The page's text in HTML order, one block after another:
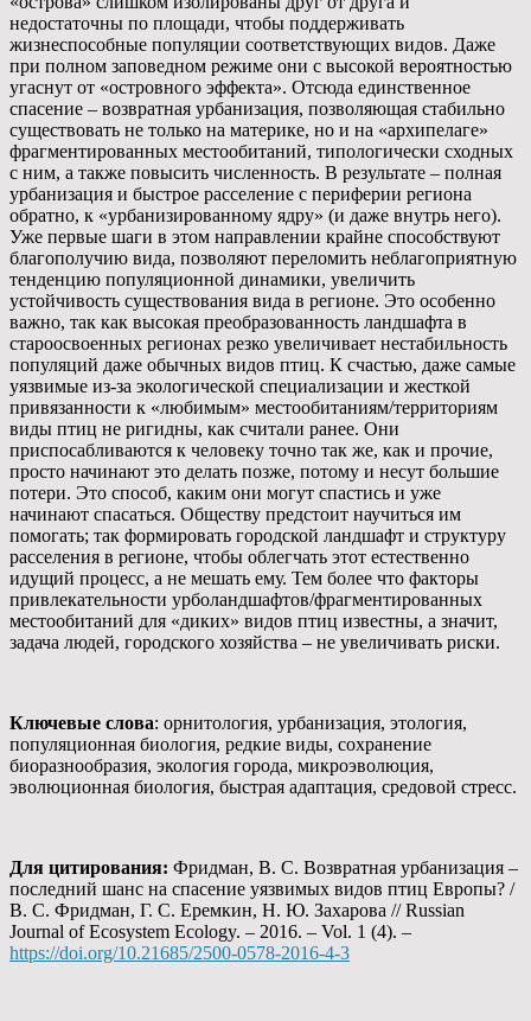
недостаточны по площади, чтобы поддерживать
жизнеспособные популяции соответствующих видов. Даже
при полном заповедном режиме они с высокой вероятностью
угаснут от «островного эффекта». Отсюда единственное
спасение – возвратная урбанизация, позволяющая стабильно
существовать не только на материке, но и на «архипелаге»
фрагментированных местообитаний, типологически сходных
с ним, а также повысить численность. В результате – полная
урбанизация и быстрое расселение с периферии региона
обратно, к «урбанизированному ядру» (и даже внутрь него).
Уже первые шаги в этом направлении крайне способствуют
благополучию вида, позволяют переломить неблагоприятную
тенденцию популяционной динамики, увеличить
устойчивость существования вида в регионе. Это особенно
важно, так как высокая преобразованность ландшафта в
староосвоенных регионах резко увеличивает нестабильность
популяций даже обычных видов птиц. К счастью, даже самые
уязвимые из-за экологической специализации и жесткой
привязанности к «любимым» местообитаниям/территориям
виды птиц не ригидны, как считали ранее. Они
приспосабливаются к человеку точно так же, как и прочие,
просто начинают это делать позже, потому и несут большие
потери. Это способ, каким они могут спастись и уже
начинают спасаться. Обществу предстоит научиться им
помогать; так формировать городской ландшафт и структуру
расселения в регионе, чтобы облегчать этот естественно
идущий процесс, а не мешать ему. Тем более что факторы
привлекательности урболандшафтов/фрагментированных
местообитаний для «диких» видов птиц известны, а значит,
задача людей, городского хозяйства – не увеличивать риски.
Ключевые слова: орнитология, урбанизация, этология,
популяционная биология, редкие виды, сохранение
биоразнообразия, экология города, микроэволюция,
эволюционная биология, быстрая адаптация, средовой стресс.
Для цитирования: Фридман, В. С. Возвратная урбанизация –
последний шанс на спасение уязвимых видов птиц Европы? /
В. С. Фридман, Г. С. Еремкин, Н. Ю. Захарова // Russian
Journal of Ecosystem Ecology. – 2016. – Vol. 1 (4). –
https://doi.org/10.21685/2500-0578-2016-4-3